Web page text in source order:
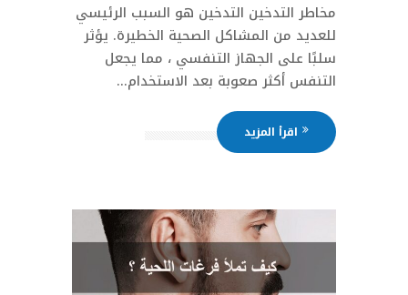
مخاطر التدخين التدخين هو السبب الرئيسي
للعديد من المشاكل الصحية الخطيرة. يؤثر
سلبًا على الجهاز التنفسي ، مما يجعل
التنفس أكثر صعوبة بعد الاستخدام...
اقرأ المزيد